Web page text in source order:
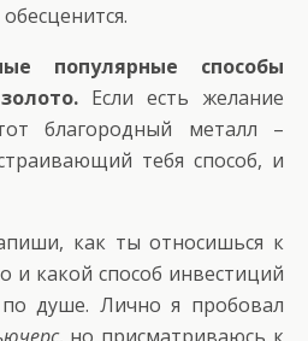
популярные способы
Если есть желание
благородный металл –
тебя способ, и
как ты относишься к
и какой способ инвестиций
душе. Лично я пробовал